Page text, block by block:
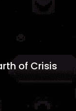
of Crisis